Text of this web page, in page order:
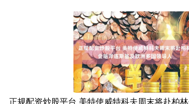
正规配资炒股平台 美特使威特科夫周末将赴柏